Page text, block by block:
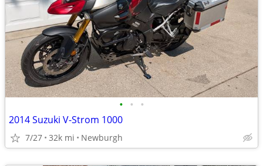
• • •
2014 Suzuki V-Strom 1000
7/27 32k mi Newburgh